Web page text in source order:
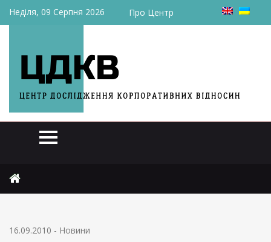
Неділя, 09 Серпня 2026 Про Центр
Хозсуд Киева наложил арест на 80% акций Киевгорстроя
16.09.2010 - Новини